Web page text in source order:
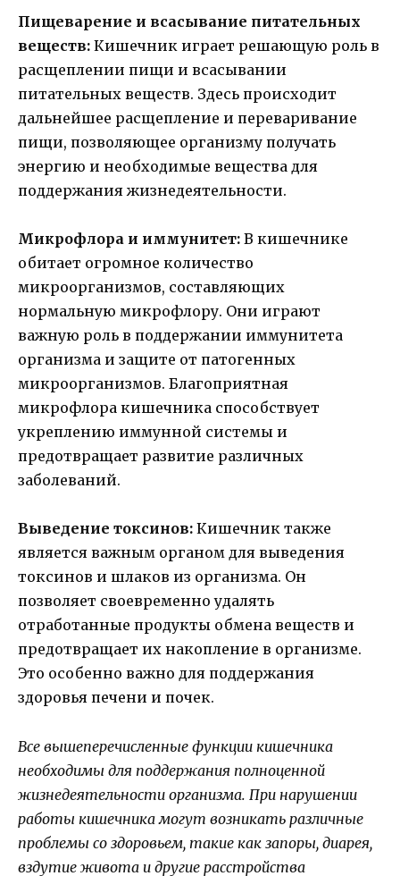
Пищеварение и всасывание питательных
веществ: Кишечник играет решающую роль в
расщеплении пищи и всасывании
питательных веществ. Здесь происходит
дальнейшее расщепление и переваривание
пищи, позволяющее организму получать
энергию и необходимые вещества для
поддержания жизнедеятельности.
Микрофлора и иммунитет: В кишечнике
обитает огромное количество
микроорганизмов, составляющих
нормальную микрофлору. Они играют
важную роль в поддержании иммунитета
организма и защите от патогенных
микроорганизмов. Благоприятная
микрофлора кишечника способствует
укреплению иммунной системы и
предотвращает развитие различных
заболеваний.
Выведение токсинов: Кишечник также
является важным органом для выведения
токсинов и шлаков из организма. Он
позволяет своевременно удалять
отработанные продукты обмена веществ и
предотвращает их накопление в организме.
Это особенно важно для поддержания
здоровья печени и почек.
Все вышеперечисленные функции кишечника
необходимы для поддержания полноценной
жизнедеятельности организма. При нарушении
работы кишечника могут возникать различные
проблемы со здоровьем, такие как запоры, диарея,
вздутие живота и другие расстройства